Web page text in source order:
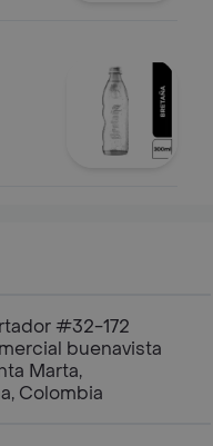
#32-172
buenavista
Marta,
Colombia